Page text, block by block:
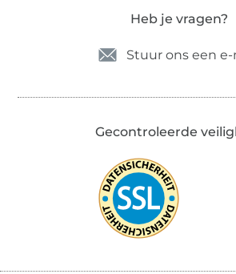
Heb je vragen?
Stuur ons een e-
Gecontroleerde